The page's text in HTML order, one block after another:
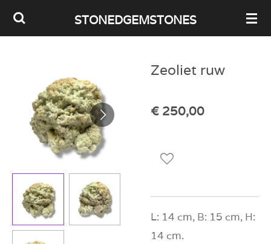
Ga
direct
hoofdinhoud
STONEDGEMSTONES
Zeoliet ruw
€ 250,00
L: 14 cm, B: 15 cm, H:
14 cm.